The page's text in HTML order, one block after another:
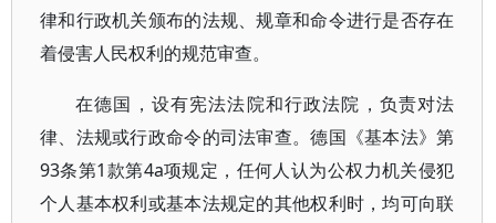
律和行政机关颁布的法规、规章和命令进行是否存在
着侵害人民权利的规范审查。
在德国，设有宪法法院和行政法院，负责对法
律、法规或行政命令的司法审查。德国《基本法》第
93条第1款第4a项规定，任何人认为公权力机关侵犯
个人基本权利或基本法规定的其他权利时，均可向联